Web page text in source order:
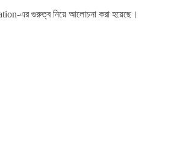
এর গুরুত্ব নিয়ে আলোচনা করা হয়েছে।